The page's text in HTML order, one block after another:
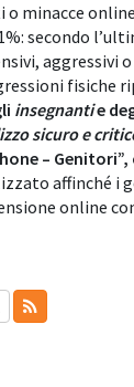
minacce
secondo
aggressivi
fisiche
insegnantie
sicuro e
–
affinché i
online
RSS-FEEDS